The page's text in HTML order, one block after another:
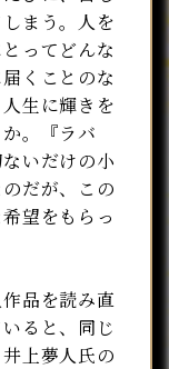
まう。人を
ってどんな
くことのな
生に輝きを
。『ラバ
いだけの小
だが、この
望をもらっ
品を読み直
ると、同じ
上夢人氏の